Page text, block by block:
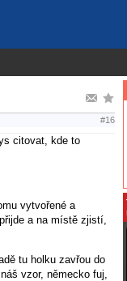
#16
citovat, kde to
vytvořené a
a na místě zjistí,
tu holku zavřou do
vzor, německo fuj,